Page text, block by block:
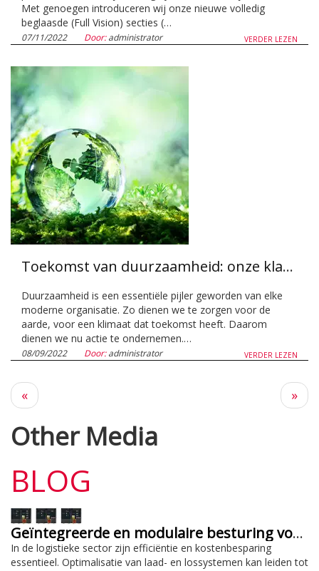
Met genoegen introduceren wij onze nieuwe volledig
beglaasde (Full Vision) secties (…
VERDER LEZEN
07/11/2022 Door:administrator
Toekomst van duurzaamheid: onze klanten helpen impact te maken
Duurzaamheid is een essentiële pijler geworden van elke
moderne organisatie. Zo dienen we te zorgen voor de
aarde, voor een klimaat dat toekomst heeft. Daarom
dienen we nu actie te ondernemen.…
VERDER LEZEN
08/09/2022 Door:administrator
Vorige
pagina
« »
Other Media
BLOG
Geïntegreerde en modulaire besturing voor efficiëntie en kostenbesparing
In de logistieke sector zijn efficiëntie en kostenbesparing
essentieel. Optimalisatie van laad- en lossystemen kan leiden tot